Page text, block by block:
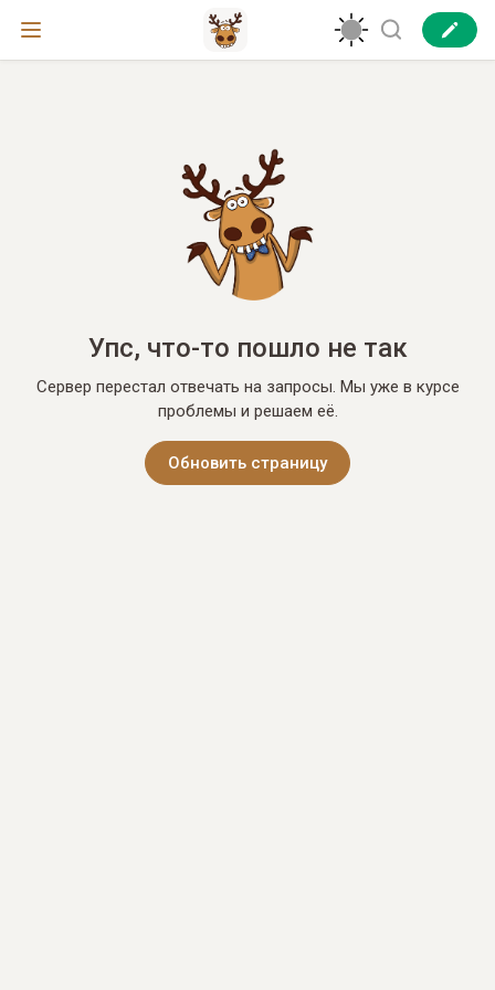
Упс, что-то пошло не так
Сервер перестал отвечать на запросы. Мы уже в курсе
проблемы и решаем её.
Обновить страницу